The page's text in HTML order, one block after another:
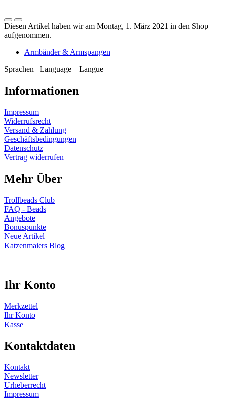
Diesen Artikel haben wir am Montag, 1. März 2021 in den Shop
aufgenommen.
Armbänder & Armspangen
Sprachen
Language Langue
Informationen
Impressum
Widerrufsrecht
Versand & Zahlung
Geschäftsbedingungen
Datenschutz
Vertrag widerrufen
Mehr Über
Trollbeads Club
FAQ - Beads
Angebote
Bonuspunkte
Neue Artikel
Katzenmaiers Blog
Ihr Konto
Merkzettel
Ihr Konto
Kasse
Kontaktdaten
Kontakt
Newsletter
Urheberrecht
Impressum